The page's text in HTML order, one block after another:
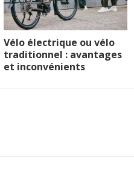
Vélo électrique ou vélo
traditionnel : avantages
et inconvénients